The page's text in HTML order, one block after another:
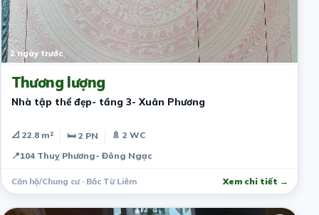
2 ngày trước
Thương lượng
Nhà tập thể đẹp- tầng 3- Xuân Phương
📐 22.8 m² 🛏 2 PN
🚿 2 WC
📍104 Thuỵ Phương- Đông Ngạc
Căn hộ/Chung cư · Bắc Từ Liêm Xem chi tiết →